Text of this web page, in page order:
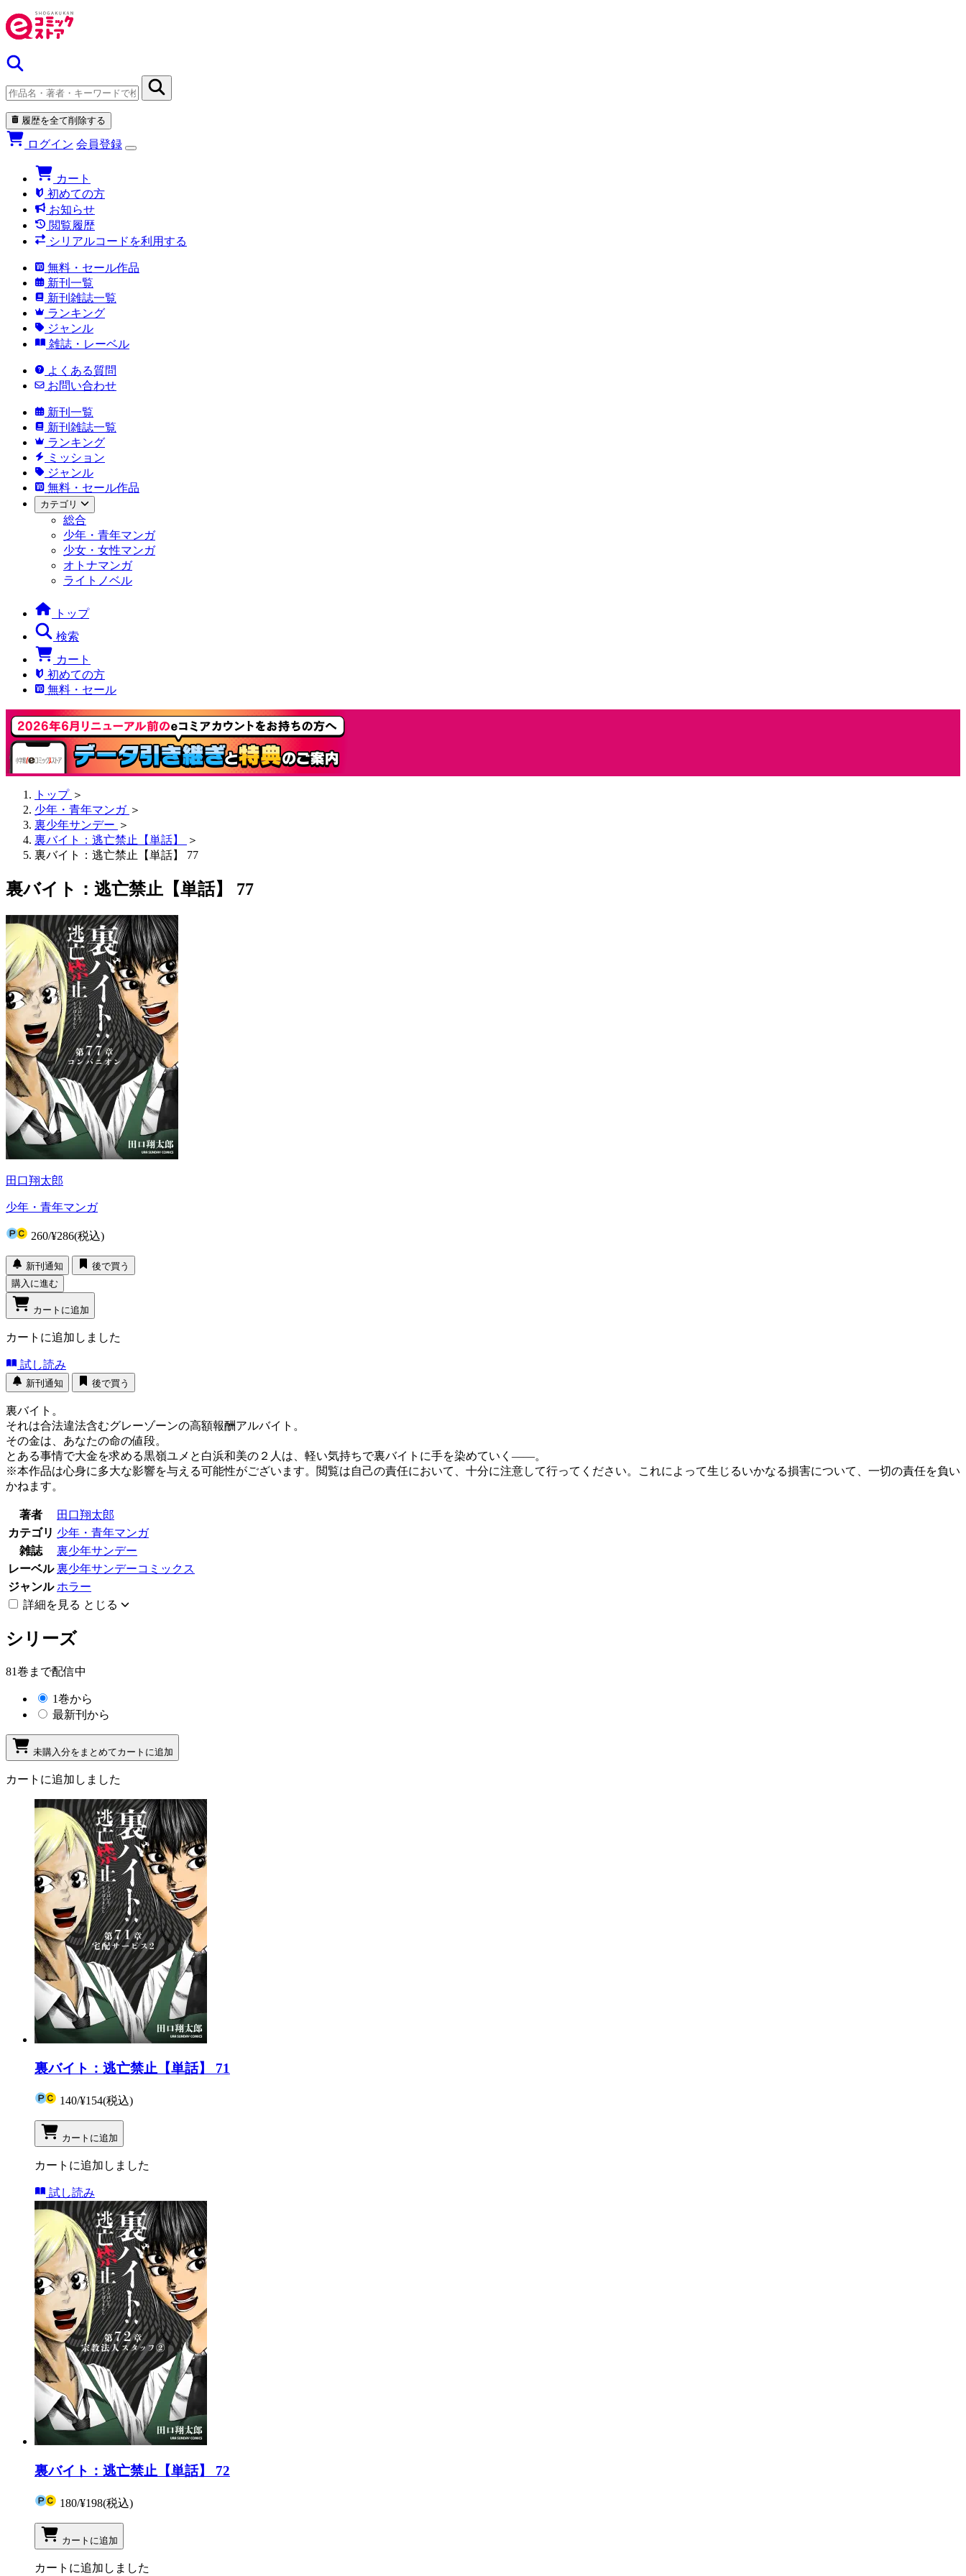
履歴を全て削除する
ログイン 会員登録
カート
初めての方
お知らせ
閲覧履歴
シリアルコードを利用する
無料・セール作品
新刊一覧
新刊雑誌一覧
ランキング
ジャンル
雑誌・レーベル
よくある質問
お問い合わせ
新刊一覧
新刊雑誌一覧
ランキング
ミッション
ジャンル
無料・セール作品
カテゴリ
総合
少年・青年マンガ
少女・女性マンガ
オトナマンガ
ライトノベル
トップ
検索
カート
初めての方
無料・セール
トップ ＞
少年・青年マンガ ＞
裏少年サンデー ＞
裏バイト：逃亡禁止【単話】
＞
裏バイト：逃亡禁止【単話】 77
裏バイト：逃亡禁止【単話】 77
田口翔太郎
少年・青年マンガ
260/¥286(税込)
新刊通知
後で買う
購入に進む
カートに追加
カートに追加しました
試し読み
新刊通知 後で買う
裏バイト。
それは合法違法含むグレーゾーンの高額報酬アルバイト。
その金は、あなたの命の値段。
とある事情で大金を求める黒嶺ユメと白浜和美の２人は、軽い気持ちで裏バイトに手を染めていく――。
※本作品は心身に多大な影響を与える可能性がございます。閲覧は自己の責任において、十分に注意して行ってください。これによって生じるいかなる損害について、一切の責任を負い
かねます。
著者
田口翔太郎
カテゴリ 少年・青年マンガ
雑誌
裏少年サンデー
レーベル 裏少年サンデーコミックス
ジャンル ホラー
詳細を見る とじる
シリーズ
81巻まで配信中
1巻から
最新刊から
未購入分をまとめてカートに追加
カートに追加しました
裏バイト：逃亡禁止【単話】 71
140/¥154(税込)
カートに追加
カートに追加しました
試し読み
裏バイト：逃亡禁止【単話】 72
180/¥198(税込)
カートに追加
カートに追加しました